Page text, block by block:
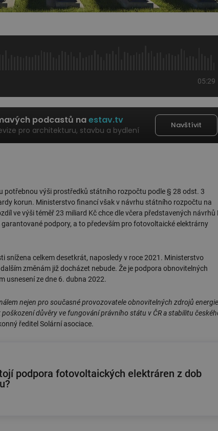
05:29
podcastů naestav.tv
pro architekturu, stavbu a bydlení
Navštívit
potřebnou výši prostředků státního rozpočtu podle § 28 odst. 3
korun. Ministerstvo financí však v návrhu státního rozpočtu na
ve výši téměř 23 miliard Kč chce dle včera představených návrhů
podpory, a to především pro fotovoltaické elektrárny
snížena celkem desetkrát, naposledy v roce 2021. Ministerstvo
změnám již docházet nebude. Že je podpora obnovitelných
usnesení ze dne 6. dubna 2022.
nejen pro současné provozovatele obnovitelných zdrojů
důvěry ve fungování právního státu v ČR a stabilitu
ředitel Solární asociace.
podpora fotovoltaických elektráren z dob